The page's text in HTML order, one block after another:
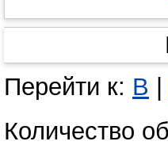
Перейти к: В |
Количество